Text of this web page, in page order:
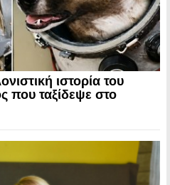
ιστορία του
που ταξίδεψε στο